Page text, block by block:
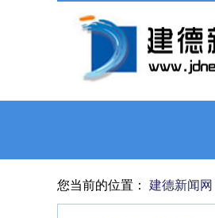
您当前的位置： 建德新闻网